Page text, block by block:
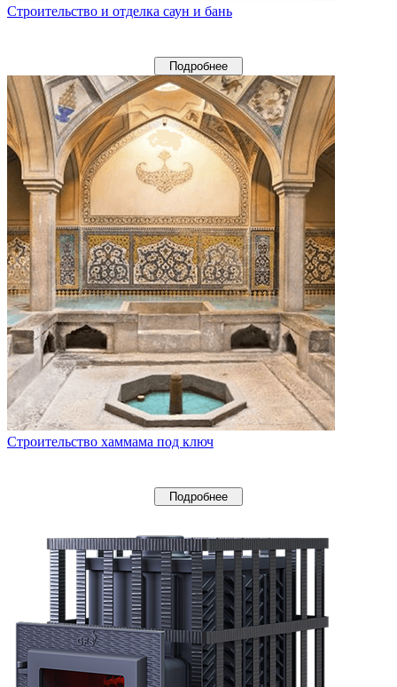
Строительство и отделка саун и бань
Подробнее
Строительство хаммама под ключ
Подробнее